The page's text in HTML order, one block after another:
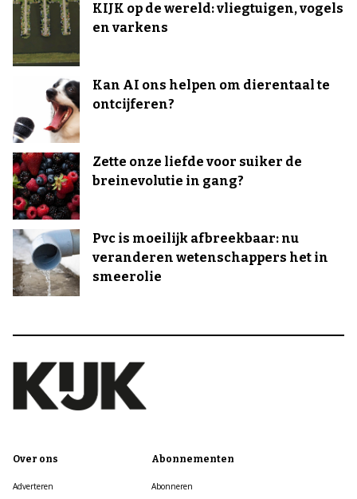
KIJK op de wereld: vliegtuigen, vogels
en varkens
Kan AI ons helpen om dierentaal te
ontcijferen?
Zette onze liefde voor suiker de
breinevolutie in gang?
Pvc is moeilijk afbreekbaar: nu
veranderen wetenschappers het in
smeerolie
Over ons
Adverteren
Abonnementen
Abonneren